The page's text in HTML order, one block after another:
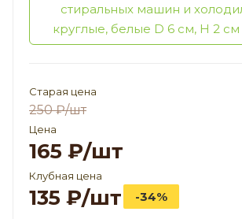
стиральных машин и
круглые, белые D 6 см, H 2
Старая цена
250₽/шт
Цена
165 ₽/шт
Клубная цена
135 ₽/шт -34%